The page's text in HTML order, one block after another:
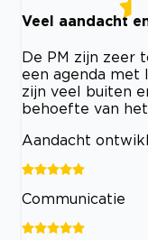
Veel aandacht
De PM zijn zeer
een agenda met
zijn veel buiten
behoefte van
Aandacht
Communicatie